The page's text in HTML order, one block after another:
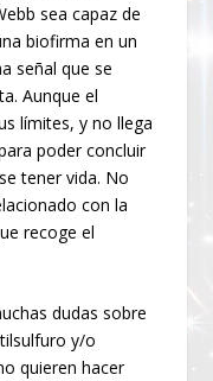
sea capaz de
biofirma en un
señal que se
Aunque el
límites, y no llega
poder concluir
tener vida. No
con la
recoge el
dudas sobre
y/o
quieren hacer